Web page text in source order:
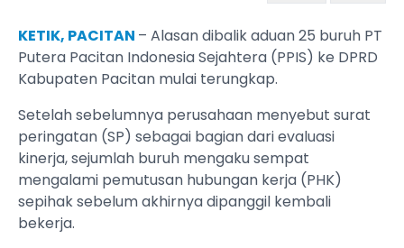
KETIK, PACITAN – Alasan dibalik aduan 25 buruh PT
Putera Pacitan Indonesia Sejahtera (PPIS) ke DPRD
Kabupaten Pacitan mulai terungkap.
Setelah sebelumnya perusahaan menyebut surat
peringatan (SP) sebagai bagian dari evaluasi
kinerja, sejumlah buruh mengaku sempat
mengalami pemutusan hubungan kerja (PHK)
sepihak sebelum akhirnya dipanggil kembali
bekerja.